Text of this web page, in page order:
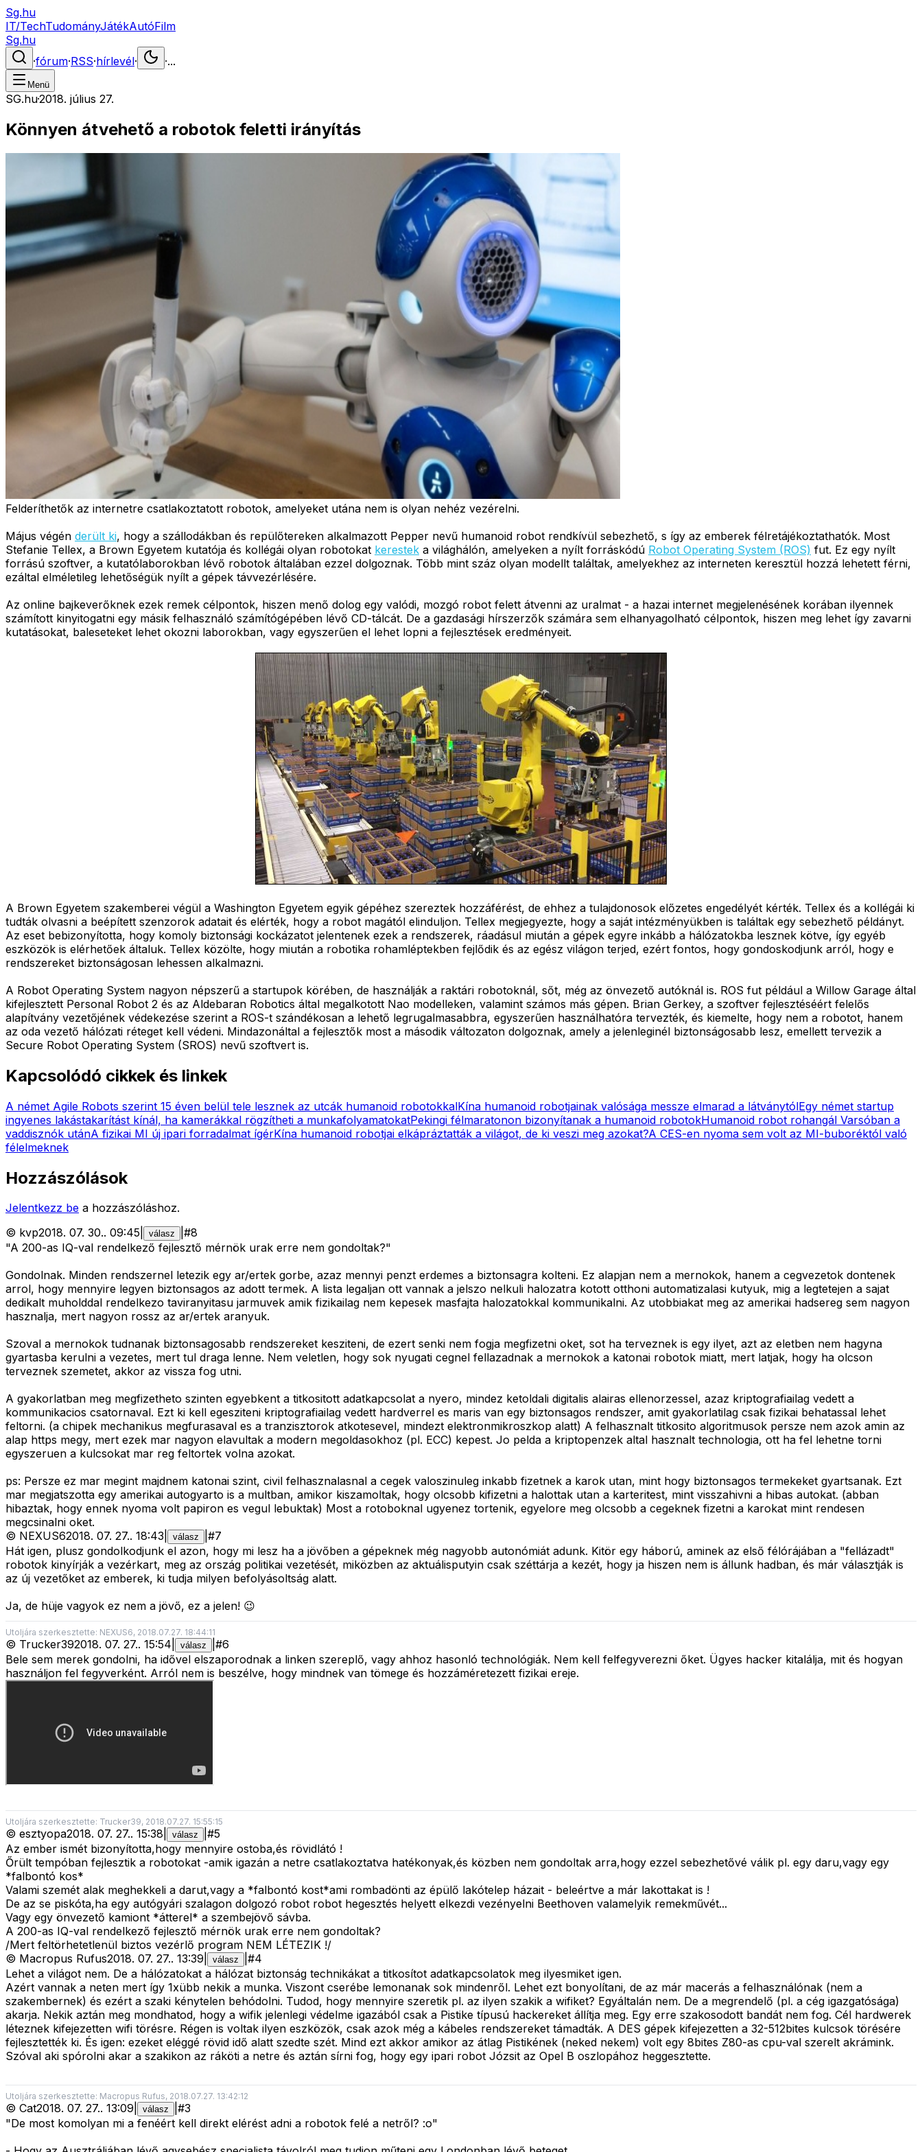
Sg.hu
IT/TechTudományJátékAutóFilm
Sg.hu
·fórum·RSS·hírlevél· ·...
Menü
SG.hu·2018. július 27.
Könnyen átvehető a robotok feletti irányítás
Felderíthetők az internetre csatlakoztatott robotok, amelyeket utána nem is olyan nehéz vezérelni.
Május végén derült ki, hogy a szállodákban és repülőtereken alkalmazott Pepper nevű humanoid robot rendkívül sebezhető, s így az emberek félretájékoztathatók. Most
Stefanie Tellex, a Brown Egyetem kutatója és kollégái olyan robotokat kerestek a világhálón, amelyeken a nyílt forráskódú Robot Operating System (ROS) fut. Ez egy nyílt
forrású szoftver, a kutatólaborokban lévő robotok általában ezzel dolgoznak. Több mint száz olyan modellt találtak, amelyekhez az interneten keresztül hozzá lehetett férni,
ezáltal elméletileg lehetőségük nyílt a gépek távvezérlésére.
Az online bajkeverőknek ezek remek célpontok, hiszen menő dolog egy valódi, mozgó robot felett átvenni az uralmat - a hazai internet megjelenésének korában ilyennek
számított kinyitogatni egy másik felhasználó számítógépében lévő CD-tálcát. De a gazdasági hírszerzők számára sem elhanyagolható célpontok, hiszen meg lehet így zavarni
kutatásokat, baleseteket lehet okozni laborokban, vagy egyszerűen el lehet lopni a fejlesztések eredményeit.
A Brown Egyetem szakemberei végül a Washington Egyetem egyik gépéhez szereztek hozzáférést, de ehhez a tulajdonosok előzetes engedélyét kérték. Tellex és a kollégái ki
tudták olvasni a beépített szenzorok adatait és elérték, hogy a robot magától elinduljon. Tellex megjegyezte, hogy a saját intézményükben is találtak egy sebezhető példányt.
Az eset bebizonyította, hogy komoly biztonsági kockázatot jelentenek ezek a rendszerek, ráadásul miután a gépek egyre inkább a hálózatokba lesznek kötve, így egyéb
eszközök is elérhetőek általuk. Tellex közölte, hogy miután a robotika rohamléptekben fejlődik és az egész világon terjed, ezért fontos, hogy gondoskodjunk arról, hogy e
rendszereket biztonságosan lehessen alkalmazni.
A Robot Operating System nagyon népszerű a startupok körében, de használják a raktári robotoknál, sőt, még az önvezető autóknál is. ROS fut például a Willow Garage által
kifejlesztett Personal Robot 2 és az Aldebaran Robotics által megalkotott Nao modelleken, valamint számos más gépen. Brian Gerkey, a szoftver fejlesztéséért felelős
alapítvány vezetőjének védekezése szerint a ROS-t szándékosan a lehető legrugalmasabbra, egyszerűen használhatóra tervezték, és kiemelte, hogy nem a robotot, hanem
az oda vezető hálózati réteget kell védeni. Mindazonáltal a fejlesztők most a második változaton dolgoznak, amely a jelenleginél biztonságosabb lesz, emellett tervezik a
Secure Robot Operating System (SROS) nevű szoftvert is.
Kapcsolódó cikkek és linkek
A német Agile Robots szerint 15 éven belül tele lesznek az utcák humanoid robotokkalKína humanoid robotjainak valósága messze elmarad a látványtólEgy német startup
ingyenes lakástakarítást kínál, ha kamerákkal rögzítheti a munkafolyamatokatPekingi félmaratonon bizonyítanak a humanoid robotokHumanoid robot rohangál Varsóban a
vaddisznók utánA fizikai MI új ipari forradalmat ígérKína humanoid robotjai elkápráztatták a világot, de ki veszi meg azokat?A CES-en nyoma sem volt az MI-buboréktól való
félelmeknek
Hozzászólások
Jelentkezz be a hozzászóláshoz.
© kvp2018. 07. 30.. 09:45 válasz #8
"A 200-as IQ-val rendelkező fejlesztő mérnök urak erre nem gondoltak?"
Gondolnak. Minden rendszernel letezik egy ar/ertek gorbe, azaz mennyi penzt erdemes a biztonsagra kolteni. Ez alapjan nem a mernokok, hanem a cegvezetok dontenek
arrol, hogy mennyire legyen biztonsagos az adott termek. A lista legaljan ott vannak a jelszo nelkuli halozatra kotott otthoni automatizalasi kutyuk, mig a legtetejen a sajat
dedikalt muholddal rendelkezo taviranyitasu jarmuvek amik fizikailag nem kepesek masfajta halozatokkal kommunikalni. Az utobbiakat meg az amerikai hadsereg sem nagyon
hasznalja, mert nagyon rossz az ar/ertek aranyuk.
Szoval a mernokok tudnanak biztonsagosabb rendszereket kesziteni, de ezert senki nem fogja megfizetni oket, sot ha terveznek is egy ilyet, azt az eletben nem hagyna
gyartasba kerulni a vezetes, mert tul draga lenne. Nem veletlen, hogy sok nyugati cegnel fellazadnak a mernokok a katonai robotok miatt, mert latjak, hogy ha olcson
terveznek szemetet, akkor az vissza fog utni.
A gyakorlatban meg megfizetheto szinten egyebkent a titkositott adatkapcsolat a nyero, mindez ketoldali digitalis alairas ellenorzessel, azaz kriptografiailag vedett a
kommunikacios csatornaval. Ezt ki kell egesziteni kriptografiailag vedett hardverrel es maris van egy biztonsagos rendszer, amit gyakorlatilag csak fizikai behatassal lehet
feltorni. (a chipek mechanikus megfurasaval es a tranzisztorok atkotesevel, mindezt elektronmikroszkop alatt) A felhasznalt titkosito algoritmusok persze nem azok amin az
alap https megy, mert ezek mar nagyon elavultak a modern megoldasokhoz (pl. ECC) kepest. Jo pelda a kriptopenzek altal hasznalt technologia, ott ha fel lehetne torni
egyszeruen a kulcsokat mar reg feltortek volna azokat.
ps: Persze ez mar megint majdnem katonai szint, civil felhasznalasnal a cegek valoszinuleg inkabb fizetnek a karok utan, mint hogy biztonsagos termekeket gyartsanak. Ezt
mar megjatszotta egy amerikai autogyarto is a multban, amikor kiszamoltak, hogy olcsobb kifizetni a halottak utan a karteritest, mint visszahivni a hibas autokat. (abban
hibaztak, hogy ennek nyoma volt papiron es vegul lebuktak) Most a rotoboknal ugyenez tortenik, egyelore meg olcsobb a cegeknek fizetni a karokat mint rendesen
megcsinalni oket.
© NEXUS62018. 07. 27.. 18:43 válasz #7
Hát igen, plusz gondolkodjunk el azon, hogy mi lesz ha a jövőben a gépeknek még nagyobb autonómiát adunk. Kitör egy háború, aminek az első félórájában a "fellázadt"
robotok kinyírják a vezérkart, meg az ország politikai vezetését, miközben az aktuálisputyin csak széttárja a kezét, hogy ja hiszen nem is állunk hadban, és már választják is
az új vezetőket az emberek, ki tudja milyen befolyásoltság alatt.
Ja, de hüje vagyok ez nem a jövő, ez a jelen! 😉
Utoljára szerkesztette: NEXUS6, 2018.07.27. 18:44:11
© Trucker392018. 07. 27.. 15:54 válasz #6
Bele sem merek gondolni, ha idővel elszaporodnak a linken szereplő, vagy ahhoz hasonló technológiák. Nem kell felfegyverezni őket. Ügyes hacker kitalálja, mit és hogyan
használjon fel fegyverként. Arról nem is beszélve, hogy mindnek van tömege és hozzáméretezett fizikai ereje.
Utoljára szerkesztette: Trucker39, 2018.07.27. 15:55:15
© esztyopa2018. 07. 27.. 15:38 válasz #5
Az ember ismét bizonyította,hogy mennyire ostoba,és rövidlátó !
Őrült tempóban fejlesztik a robotokat -amik igazán a netre csatlakoztatva hatékonyak,és közben nem gondoltak arra,hogy ezzel sebezhetővé válik pl. egy daru,vagy egy
*falbontó kos*
Valami szemét alak meghekkeli a darut,vagy a *falbontó kost*ami rombadönti az épülő lakótelep házait - beleértve a már lakottakat is !
De az se piskóta,ha egy autógyári szalagon dolgozó robot robot hegesztés helyett elkezdi vezényelni Beethoven valamelyik remekművét...
Vagy egy önvezető kamiont *átterel* a szembejövő sávba.
A 200-as IQ-val rendelkező fejlesztő mérnök urak erre nem gondoltak?
/Mert feltörhetetlenül biztos vezérlő program NEM LÉTEZIK !/
© Macropus Rufus2018. 07. 27.. 13:39 válasz #4
Lehet a világot nem. De a hálózatokat a hálózat biztonság technikákat a titkosítot adatkapcsolatok meg ilyesmiket igen.
Azért vannak a neten mert így 1xübb nekik a munka. Viszont cserébe lemonanak sok mindenről. Lehet ezt bonyolítani, de az már macerás a felhasználónak (nem a
szakembernek) és ezért a szaki kénytelen behódolni. Tudod, hogy mennyire szeretik pl. az ilyen szakik a wifiket? Egyáltalán nem. De a megrendelő (pl. a cég igazgatósága)
akarja. Nekik aztán meg mondhatod, hogy a wifik jelenlegi védelme igazából csak a Pistike típusú hackereket állítja meg. Egy erre szakosodott bandát nem fog. Cél hardwerek
léteznek kifejezetten wifi törésre. Régen is voltak ilyen eszközök, csak azok még a kábeles rendszereket támadták. A DES gépek kifejezetten a 32-512bites kulcsok törésére
fejlesztették ki. És igen: ezeket eléggé rövid idő alatt szedte szét. Mind ezt akkor amikor az átlag Pistikének (neked nekem) volt egy 8bites Z80-as cpu-val szerelt akrámink.
Szóval aki spórolni akar a szakikon az ráköti a netre és aztán sírni fog, hogy egy ipari robot Józsit az Opel B oszlopához heggesztette.
Utoljára szerkesztette: Macropus Rufus, 2018.07.27. 13:42:12
© Cat2018. 07. 27.. 13:09 válasz #3
"De most komolyan mi a fenéért kell direkt elérést adni a robotok felé a netről? :o"